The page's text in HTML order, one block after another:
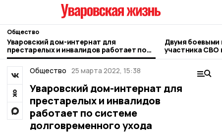
Общество
Уваровский дом-интернат для
престарелых и инвалидов работает по
системе долговременного ухода
Двумя боевыми
участника СВО
Общество 25 марта 2022, 15:38
Уваровский дом-интернат для
престарелых и инвалидов
работает по системе
долговременного ухода